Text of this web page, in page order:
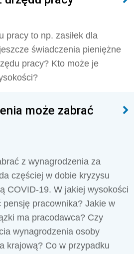
pracy to np. zasiłek dla
świadczenia pieniężne
pracy? Kto może je
może zabrać
z wynagrodzenia za
częściej w dobie kryzysu
COVID-19. W jakiej wysokości
pensję pracownika? Jakie w
ma pracodawca? Czy
wynagrodzenia osoby
krajową? Co w przypadku